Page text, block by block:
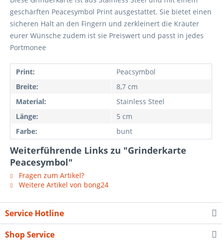
geschärften Peacesymbol Print ausgestattet. Sie bietet einen
sicheren Halt an den Fingern und zerkleinert die Kräuter
eurer Wünsche zudem ist sie Preiswert und passt in jedes
Portmonee
Print:
Peacsymbol
Breite:
8,7 cm
Material:
Stainless Steel
Länge:
5 cm
Farbe:
bunt
Weiterführende Links zu "Grinderkarte
Peacesymbol"
Fragen zum Artikel?
Weitere Artikel von bong24
Service Hotline
Shop Service